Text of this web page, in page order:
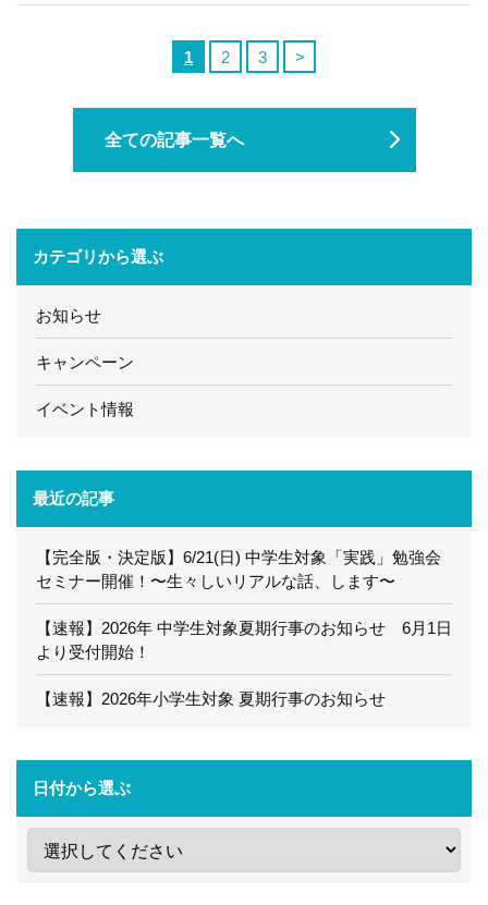
1 2 3 >
全ての記事一覧へ
カテゴリから選ぶ
お知らせ
キャンペーン
イベント情報
最近の記事
【完全版・決定版】6/21(日) 中学生対象「実践」勉強会
セミナー開催！〜生々しいリアルな話、します〜
【速報】2026年 中学生対象夏期行事のお知らせ 6月1日
より受付開始！
【速報】2026年小学生対象 夏期行事のお知らせ
日付から選ぶ